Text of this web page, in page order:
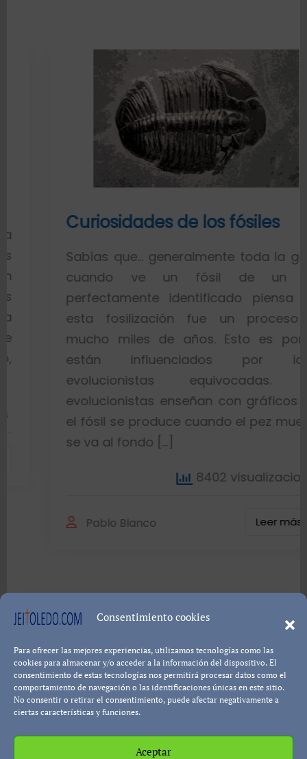
Consentimiento cookies
Para ofrecer las mejores experiencias, utilizamos tecnologías como las
cookies para almacenar y/o acceder a la información del dispositivo. El
consentimiento de estas tecnologías nos permitirá procesar datos como el
comportamiento de navegación o las identificaciones únicas en este sitio.
No consentir o retirar el consentimiento, puede afectar negativamente a
ciertas características y funciones.
Aceptar
Curiosidades de los fósiles
Sabías que… generalmente toda la gente
cuando ve un fósil de un pez
perfectamente identificado piensa que
esta fosilización fue un proceso de
mucho miles de años. Esto es porque
están influenciados por ideas
evolucionistas equivocadas. Los
evolucionistas enseñan con gráficos que
el fósil se produce cuando el pez muere y
se va al fondo […]
8402 visualizaciones
Pablo Blanco Leer más...
Política de cookies Política de Privacidad
Descargo de
Responsabilidad
Copyright © All rights reserved
Themeansar.